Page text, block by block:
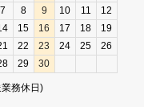
7 8 9 10 11
12
15 16 17 18
19
22 23 24 25
26
29 30
務休日)